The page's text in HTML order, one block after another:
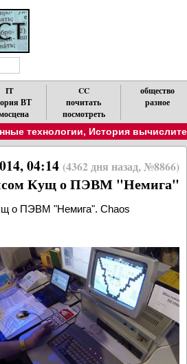
IT
ВТ
CC
почитать
посмотреть
общество
разное
технологии, История
04:14 (4362 дня назад, №8866)
Кущ о ПЭВМ "Немига"
о ПЭВМ "Немига". Chaos